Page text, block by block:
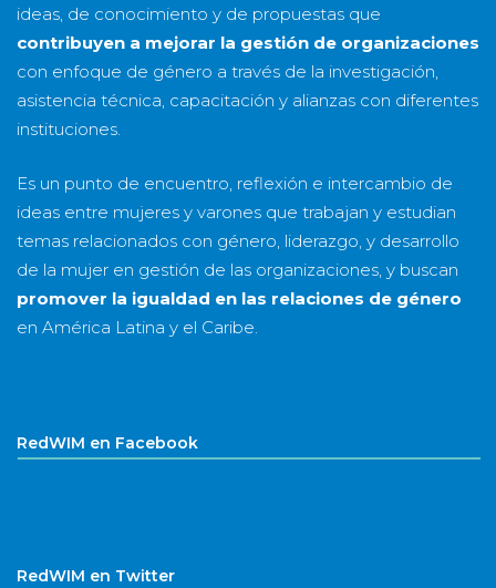
ideas, de conocimiento y de propuestas que
contribuyen a mejorar la gestión de organizaciones
con enfoque de género a través de la investigación,
asistencia técnica, capacitación y alianzas con diferentes
instituciones.
Es un punto de encuentro, reflexión e intercambio de
ideas entre mujeres y varones que trabajan y estudian
temas relacionados con género, liderazgo, y desarrollo
de la mujer en gestión de las organizaciones, y buscan
promover la igualdad en las relaciones de género
en América Latina y el Caribe.
RedWIM en Facebook
RedWIM en Twitter